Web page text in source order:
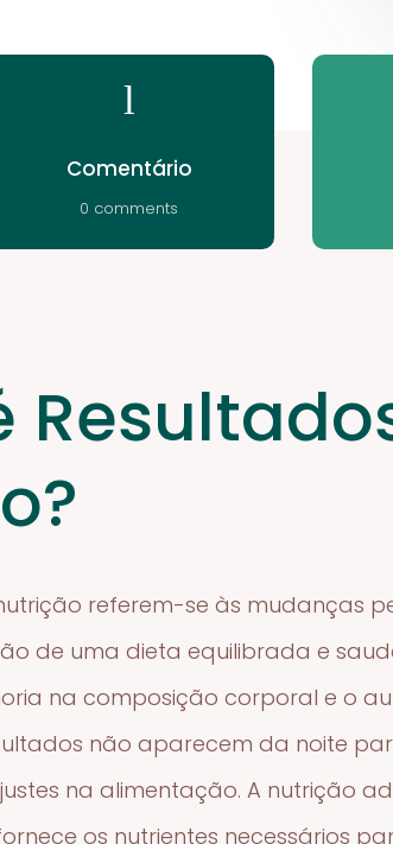
l
Comentário
0 comments
referem-se às mudanças
de uma dieta equilibrada e
na composição corporal e o
não aparecem da noite
na alimentação. A nutrição
os nutrientes necessários